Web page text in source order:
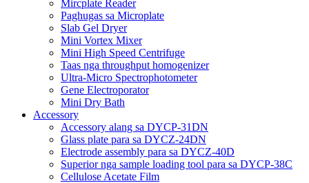
Mircplate Reader
Paghugas sa Microplate
Slab Gel Dryer
Mini Vortex Mixer
Mini High Speed ​​Centrifuge
Taas nga throughput homogenizer
Ultra-Micro Spectrophotometer
Gene Electroporator
Mini Dry Bath
Accessory
Accessory alang sa DYCP-31DN
Glass plate para sa DYCZ-24DN
Electrode assembly para sa DYCZ-40D
Superior nga sample loading tool para sa DYCP-38C
Cellulose Acetate Film